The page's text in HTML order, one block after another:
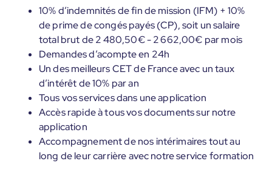
10% d’indemnités de fin de mission (IFM) + 10%
de prime de congés payés (CP), soit un salaire
total brut de 2 480,50€ - 2 662,00€ par mois
Demandes d’acompte en 24h
Un des meilleurs CET de France avec un taux
d’intérêt de 10% par an
Tous vos services dans une application
Accès rapide à tous vos documents sur notre
application
Accompagnement de nos intérimaires tout au
long de leur carrière avec notre service formation